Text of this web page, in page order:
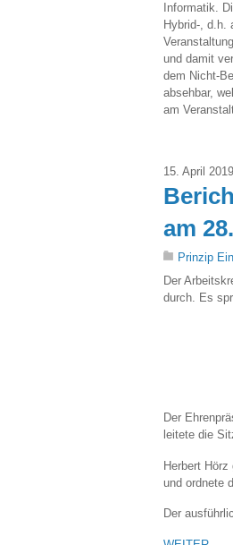
Informatik.
Hybrid-, d.h.
und damit
dem Nicht-
absehbar,
am
15. April 2019
am
Prinzip
Der
durch. Es
Der
leitete die
Herbert
und ordnete
Der